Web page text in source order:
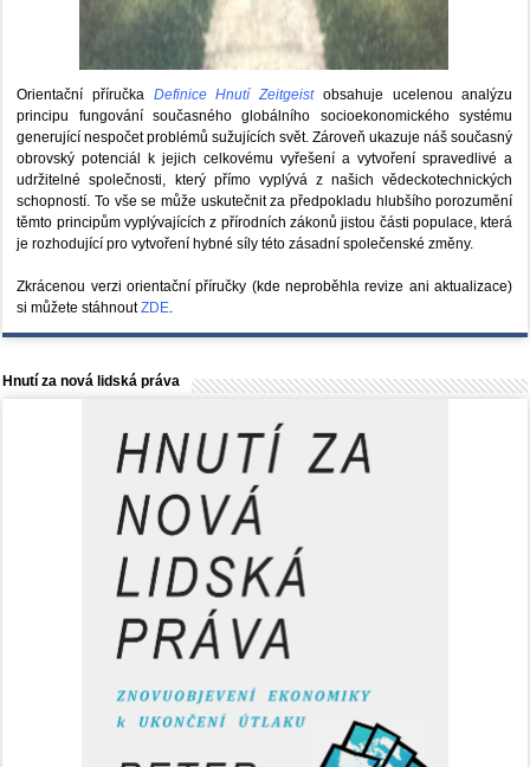
Orientační příručka Definice Hnutí Zeitgeistobsahuje ucelenou analýzu
principu fungování současného globálního socioekonomického systému
generující nespočet problémů sužujících svět. Zároveň ukazuje náš současný
obrovský potenciál k jejich celkovému vyřešení a vytvoření spravedlivé a
udržitelné společnosti, který přímo vyplývá z našich vědeckotechnických
schopností. To vše se může uskutečnit za předpokladu hlubšího porozumění
těmto principům vyplývajících z přírodních zákonů jistou části populace, která
je rozhodující pro vytvoření hybné síly této zásadní společenské změny.
Zkrácenou verzi orientační příručky (kde neproběhla revize ani aktualizace)
si můžete stáhnoutZDE.
Hnutí za nová lidská práva